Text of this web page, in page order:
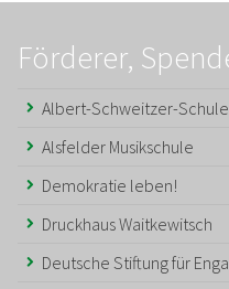
Förderer,
Albert-Schweitzer-Schule
Alsfelder Musikschule
Demokratie leben!
Druckhaus Waitkewitsch
Deutsche Stiftung für